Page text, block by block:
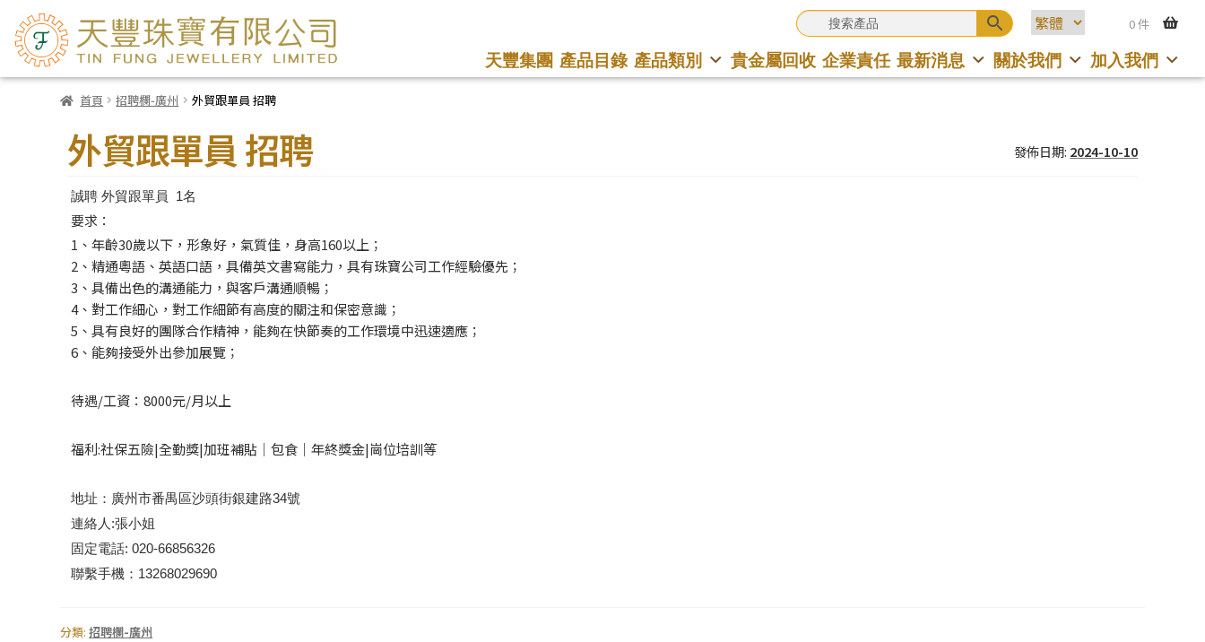
0 件
天豐集團 產品目錄 產品類別 貴金屬回收 企業責任 最新消息 關於我們 加入我們
首頁 招聘欄-廣州 外貿跟單員 招聘
發佈日期: 2024-10-10
外貿跟單員 招聘
誠聘 外貿跟單員 1名
要求：
1、年齡30歲以下，形象好，氣質佳，身高160以上；
2、精通粵語、英語口語，具備英文書寫能力，具有珠寶公司工作經驗優先；
3、具備出色的溝通能力，與客戶溝通順暢；
4、對工作細心，對工作細節有高度的關注和保密意識；
5、具有良好的團隊合作精神，能夠在快節奏的工作環境中迅速適應；
6、能夠接受外出參加展覽；
待遇/工資：8000元/月以上
福利:社保五險|全勤獎|加班補貼│包食｜年終獎金|崗位培訓等
地址：廣州市番禺區沙頭街銀建路34號
連絡人:張小姐
固定電話: 020-66856326
聯繫手機：13268029690
分類:招聘欄-廣州